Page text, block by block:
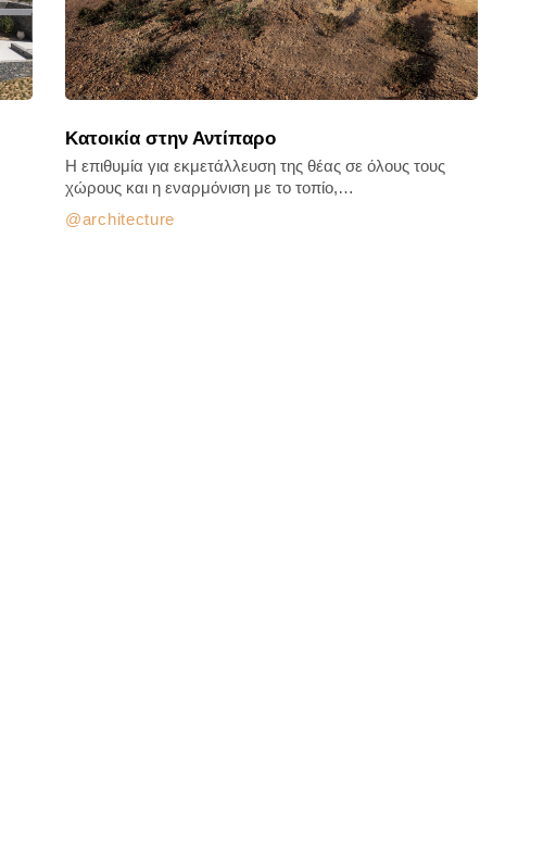
Κατοικία στην Αντίπαρο
architecture
Η επιθυμία για εκμετάλλευση της θέας σε όλους τους
χώρους και η εναρμόνιση με το τοπίο,…